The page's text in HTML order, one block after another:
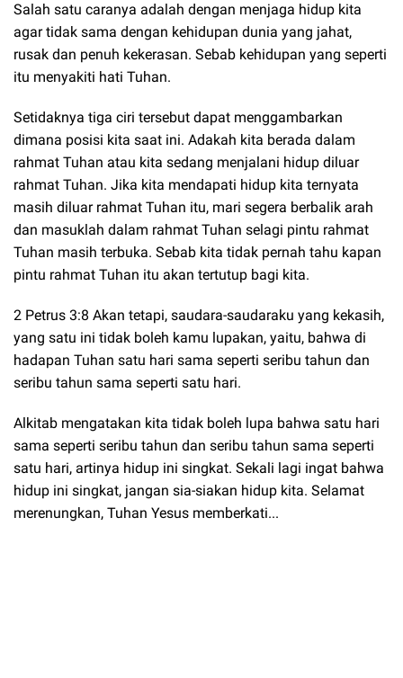
Salah satu caranya adalah dengan menjaga hidup kita
agar tidak sama dengan kehidupan dunia yang jahat,
rusak dan penuh kekerasan. Sebab kehidupan yang seperti
itu menyakiti hati Tuhan.
Setidaknya tiga ciri tersebut dapat menggambarkan
dimana posisi kita saat ini. Adakah kita berada dalam
rahmat Tuhan atau kita sedang menjalani hidup diluar
rahmat Tuhan. Jika kita mendapati hidup kita ternyata
masih diluar rahmat Tuhan itu, mari segera berbalik arah
dan masuklah dalam rahmat Tuhan selagi pintu rahmat
Tuhan masih terbuka. Sebab kita tidak pernah tahu kapan
pintu rahmat Tuhan itu akan tertutup bagi kita.
2 Petrus 3:8 Akan tetapi, saudara-saudaraku yang kekasih,
yang satu ini tidak boleh kamu lupakan, yaitu, bahwa di
hadapan Tuhan satu hari sama seperti seribu tahun dan
seribu tahun sama seperti satu hari.
Alkitab mengatakan kita tidak boleh lupa bahwa satu hari
sama seperti seribu tahun dan seribu tahun sama seperti
satu hari, artinya hidup ini singkat. Sekali lagi ingat bahwa
hidup ini singkat, jangan sia-siakan hidup kita. Selamat
merenungkan, Tuhan Yesus memberkati...